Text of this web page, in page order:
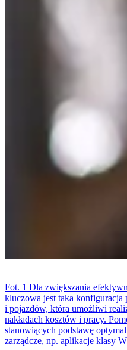
Fot. 1 Dla zwiększania
kluczowa jest taka
i pojazdów, która umożliwi
nakładach kosztów i pracy.
stanowiących podstawę
zarządcze, np. aplikacje klasy